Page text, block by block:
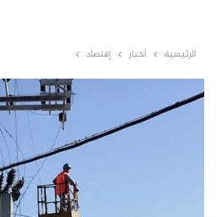
الرئيسية أخبار إقتصاد